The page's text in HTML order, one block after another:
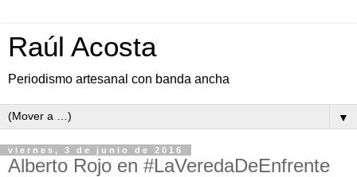
Raúl Acosta
Periodismo artesanal con banda ancha
▼
viernes, 3 de junio de 2016
Alberto Rojo en #LaVeredaDeEnfrente